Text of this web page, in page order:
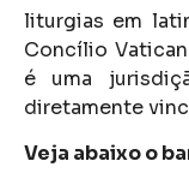
liturgias em
Concílio
é uma
diretamente
Veja abaixo o